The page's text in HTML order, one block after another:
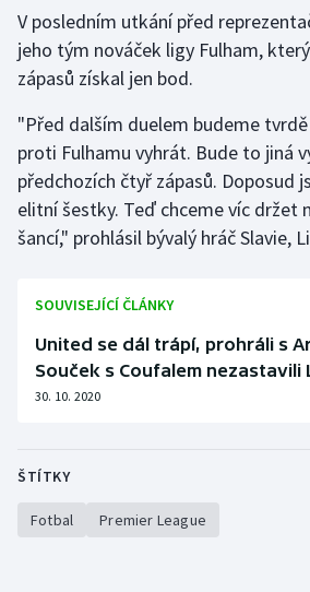
Moderní pětiboj
Motorsport
Olympijské hry
Parasport
Plavání
Ragby
Rychlobruslení
V posledním utkání před
jeho tým nováček ligy Fulham,
zápasů získal jen bod.
"Před dalším duelem budeme
proti Fulhamu vyhrát. Bude to jiná
předchozích čtyř zápasů. Doposud
elitní šestky. Teď chceme víc držet
šancí," prohlásil bývalý hráč Slavie,
SOUVISEJÍCÍ ČLÁNKY
United se dál trápí, prohráli s
Souček s Coufalem nezastavili
30. 10. 2020
ŠTÍTKY
Fotbal Premier League